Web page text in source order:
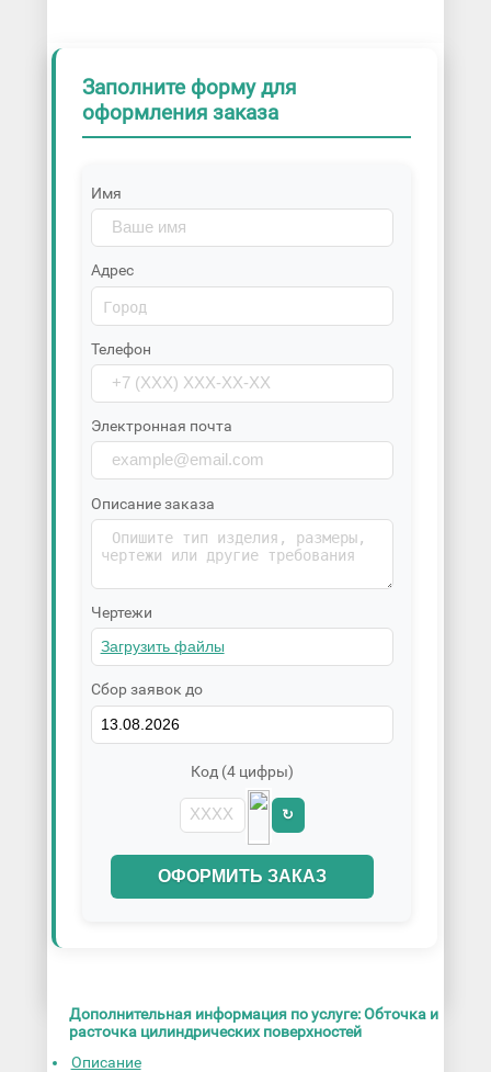
Заполните форму для
оформления заказа
Имя
Адрес
Телефон
Электронная почта
Описание заказа
Чертежи
Сбор заявок до
Код (4 цифры)
↻
ОФОРМИТЬ ЗАКАЗ
Дополнительная информация по услуге: Обточка и
расточка цилиндрических поверхностей
Описание